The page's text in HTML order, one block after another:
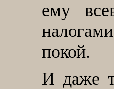
ему
покой.
И даже